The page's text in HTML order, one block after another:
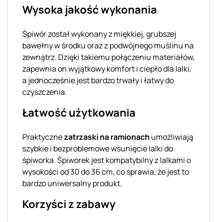
Wysoka jakość wykonania
Śpiwór został wykonany z miękkiej, grubszej
bawełny w środku oraz z podwójnego muślinu na
zewnątrz. Dzięki takiemu połączeniu materiałów,
zapewnia on wyjątkowy komfort i ciepło dla lalki,
a jednocześnie jest bardzo trwały i łatwy do
czyszczenia.
Łatwość użytkowania
Praktycznezatrzaski na ramionach umożliwiają
szybkie i bezproblemowe wsunięcie lalki do
śpiworka. Śpiworek jest kompatybilny z lalkami o
wysokości od 30 do 36 cm, co sprawia, że jest to
bardzo uniwersalny produkt.
Korzyści z zabawy